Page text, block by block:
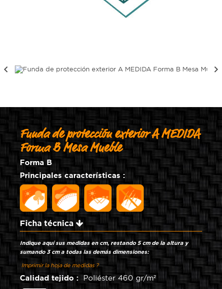
 
Funda de protección exterior A MEDIDA
Forma B Mesa Mueble
Forma B
Principales características :
Ficha técnica
Indique aquí sus medidas en cm, restando 5 cm de la altura y
sumando 3 cm a todas las demás dimensiones:
Imprimir la hoja de medidas ?
Calidad tejido : Poliéster 460 gr/m²